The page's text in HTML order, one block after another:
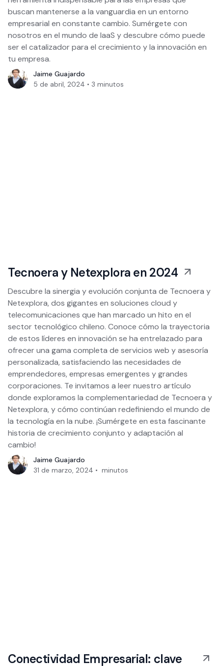
buscan mantenerse a la vanguardia en un entorno
empresarial en constante cambio. Sumérgete con
nosotros en el mundo de IaaS y descubre cómo puede
ser el catalizador para el crecimiento y la innovación en
tu empresa.
Jaime Guajardo
5 de abril, 2024 • 3 minutos
Tecnoera y Netexplora en 2024
Descubre la sinergia y evolución conjunta de Tecnoera y
Netexplora, dos gigantes en soluciones cloud y
telecomunicaciones que han marcado un hito en el
sector tecnológico chileno. Conoce cómo la trayectoria
de estos líderes en innovación se ha entrelazado para
ofrecer una gama completa de servicios web y asesoría
personalizada, satisfaciendo las necesidades de
emprendedores, empresas emergentes y grandes
corporaciones. Te invitamos a leer nuestro artículo
donde exploramos la complementariedad de Tecnoera y
Netexplora, y cómo continúan redefiniendo el mundo de
la tecnología en la nube. ¡Sumérgete en esta fascinante
historia de crecimiento conjunto y adaptación al
cambio!
Jaime Guajardo
31 de marzo, 2024 • minutos
Conectividad Empresarial: clave